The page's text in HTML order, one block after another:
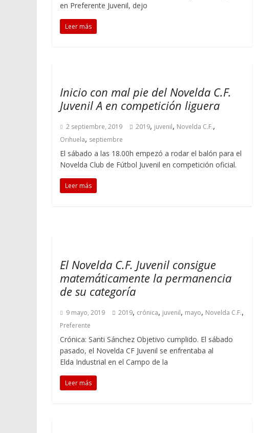
en Preferente Juvenil, dejo
Leer más
Inicio con mal pie del Novelda C.F.
Juvenil A en competición liguera
2 septiembre, 2019 2019, juvenil, Novelda C.F.,
Orihuela, septiembre
El sábado a las 18.00h empezó a rodar el balón para el
Novelda Club de Fútbol Juvenil en competición oficial.
Leer más
El Novelda C.F. Juvenil consigue
matemáticamente la permanencia
de su categoría
9 mayo, 2019 2019, crónica, juvenil, mayo, Novelda C.F.,
Preferente
Crónica: Santi Sánchez Objetivo cumplido. El sábado
pasado, el Novelda CF Juvenil se enfrentaba al
Elda Industrial en el Campo de la
Leer más